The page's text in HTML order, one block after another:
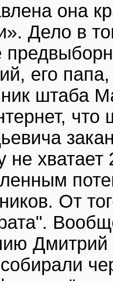
она
Дело в
его папа,
штаба
не
От
Дмитрий